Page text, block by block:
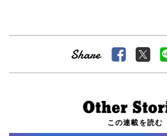
この連載を読む